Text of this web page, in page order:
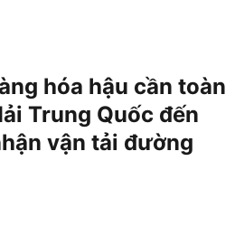
hóa hậu cần toàn
Trung Quốc đến
vận tải đường